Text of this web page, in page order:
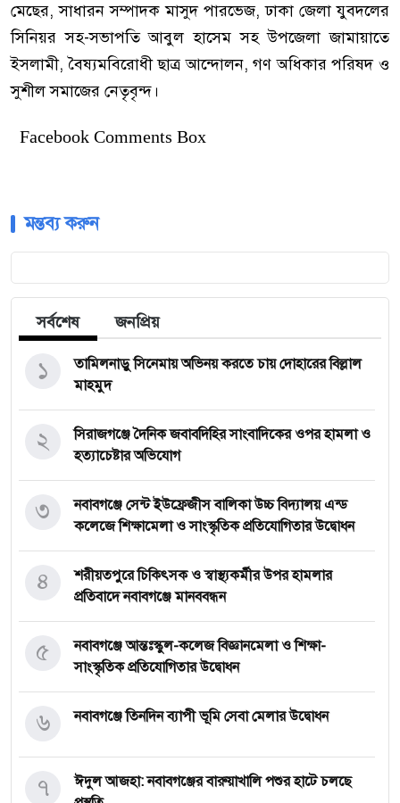
মেছের, সাধারন সম্পাদক মাসুদ পারভেজ, ঢাকা জেলা যুবদলের
সিনিয়র সহ-সভাপতি আবুল হাসেম সহ উপজেলা জামায়াতে
ইসলামী, বৈষ্যমবিরোধী ছাত্র আন্দোলন, গণ অধিকার পরিষদ ও
সুশীল সমাজের নেতৃবৃন্দ।
Facebook Comments Box
মন্তব্য করুন
সর্বশেষ জনপ্রিয়
তামিলনাড়ু সিনেমায় অভিনয় করতে চায় দোহারের বিল্লাল
মাহমুদ
১
সিরাজগঞ্জে দৈনিক জবাবদিহির সাংবাদিকের ওপর হামলা ও
হত্যাচেষ্টার অভিযোগ
২
নবাবগঞ্জে সেন্ট ইউফ্রেজীস বালিকা উচ্চ বিদ্যালয় এন্ড
কলেজে শিক্ষামেলা ও সাংস্কৃতিক প্রতিযোগিতার উদ্বোধন
৩
শরীয়তপুরে চিকিৎসক ও স্বাস্থ্যকর্মীর উপর হামলার
প্রতিবাদে নবাবগঞ্জে মানববন্ধন
৪
নবাবগঞ্জে আন্তঃস্কুল-কলেজ বিজ্ঞানমেলা ও শিক্ষা-
সাংস্কৃতিক প্রতিযোগিতার উদ্বোধন
৫
নবাবগঞ্জে তিনদিন ব্যাপী ভূমি সেবা মেলার উদ্বোধন
৬
ঈদুল আজহা: নবাবগঞ্জের বারুয়াখালি পশুর হাটে চলছে
৭